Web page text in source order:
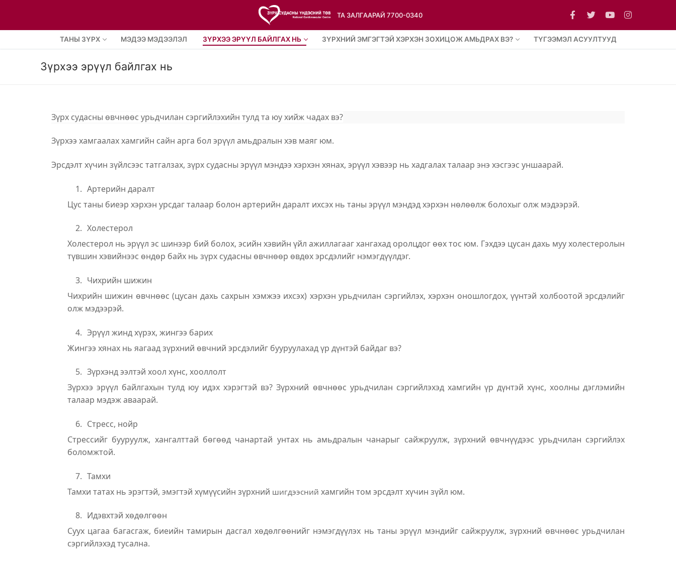
ТА ЗАЛГААРАЙ 7700-0340
ТАНЫ ЗҮРХ МЭДЭЭ МЭДЭЭЛЭЛ ЗҮРХЭЭ ЭРҮҮЛ БАЙЛГАХ НЬ ЗҮРХНИЙ ЭМГЭГТЭЙ ХЭРХЭН ЗОХИЦОЖ АМЬДРАХ ВЭ? ТҮГЭЭМЭЛ АСУУЛТУУД
Зүрхээ эрүүл байлгах нь
Зүрх судасны өвчнөөс урьдчилан сэргийлэхийн тулд та юу хийж чадах вэ?
Зүрхээ хамгаалах хамгийн сайн арга бол эрүүл амьдралын хэв маяг юм.
Эрсдэлт хүчин зүйлсээс татгалзах, зүрх судасны эрүүл мэндээ хэрхэн хянах, эрүүл хэвээр нь хадгалах талаар энэ хэсгээс уншаарай.
1. Артерийн даралт
Цус таны биеэр хэрхэн урсдаг талаар болон артерийн даралт ихсэх нь таны эрүүл мэндэд хэрхэн нөлөөлж болохыг олж мэдээрэй.
2. Холестерол
Холестерол нь эрүүл эс шинээр бий болох, эсийн хэвийн үйл ажиллагааг хангахад оролцдог өөх тос юм. Гэхдээ цусан дахь муу холестеролын
түвшин хэвийнээс өндөр байх нь зүрх судасны өвчнөөр өвдөх эрсдэлийг нэмэгдүүлдэг.
3. Чихрийн шижин
Чихрийн шижин өвчнөөс (цусан дахь сахрын хэмжээ ихсэх) хэрхэн урьдчилан сэргийлэх, хэрхэн оношлогдох, үүнтэй холбоотой эрсдэлийг
олж мэдээрэй.
4. Эрүүл жинд хүрэх, жингээ барих
Жингээ хянах нь яагаад зүрхний өвчний эрсдэлийг бууруулахад үр дүнтэй байдаг вэ?
5. Зүрхэнд ээлтэй хоол хүнс, хооллолт
Зүрхээ эрүүл байлгахын тулд юу идэх хэрэгтэй вэ? Зүрхний өвчнөөс урьдчилан сэргийлэхэд хамгийн үр дүнтэй хүнс, хоолны дэглэмийн
талаар мэдэж аваарай.
6. Стресс, нойр
Стрессийг бууруулж, хангалттай бөгөөд чанартай унтах нь амьдралын чанарыг сайжруулж, зүрхний өвчнүүдээс урьдчилан сэргийлэх
боломжтой.
7. Тамхи
Тамхи татах нь эрэгтэй, эмэгтэй хүмүүсийн зүрхний шигдээсний хамгийн том эрсдэлт хүчин зүйл юм.
8. Идэвхтэй хөдөлгөөн
Суух цагаа багасгаж, биеийн тамирын дасгал хөдөлгөөнийг нэмэгдүүлэх нь таны эрүүл мэндийг сайжруулж, зүрхний өвчнөөс урьдчилан
сэргийлэхэд тусална.